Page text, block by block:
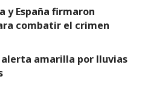
y España firmaron
combatir el crimen
amarilla por lluvias